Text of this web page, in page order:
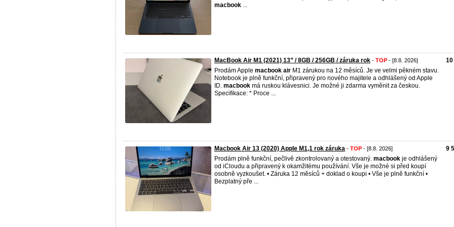
macbook ...
MacBook Air M1 (2021) 13” / 8GB / 256GB / záruka rok - TOP - [8.8. 2026]
Prodám Apple macbook air M1 zárukou na 12 měsíců. Je ve velmi pěkném stavu.
Notebook je plně funkční, připravený pro nového majitele a odhlášený od Apple
ID. macbook má ruskou klávesnici. Je možné ji zdarma vyměnit za českou.
Specifikace: * Proce ...
Macbook Air 13 (2020) Apple M1,1 rok záruka - TOP - [8.8. 2026]
Prodám plně funkční, pečlivě zkontrolovaný a otestovaný. macbook je odhlášený
od iCloudu a připravený k okamžitému používání. Vše je možné si před koupí
osobně vyzkoušet. • Záruka 12 měsíců + doklad o koupi • Vše je plně funkční •
Bezplatný pře ...
9